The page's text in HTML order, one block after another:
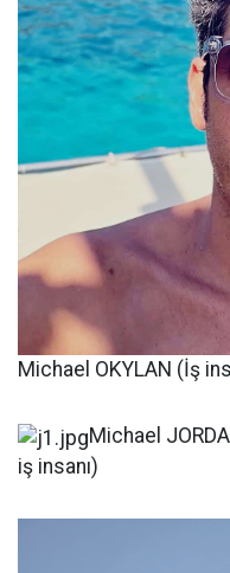
Michael OKYLAN (İş
Michael
iş insanı)